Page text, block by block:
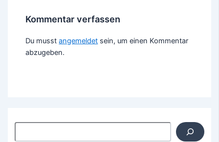
Kommentar verfassen
Du musstangemeldet sein, um einen Kommentar
abzugeben.
Suchen